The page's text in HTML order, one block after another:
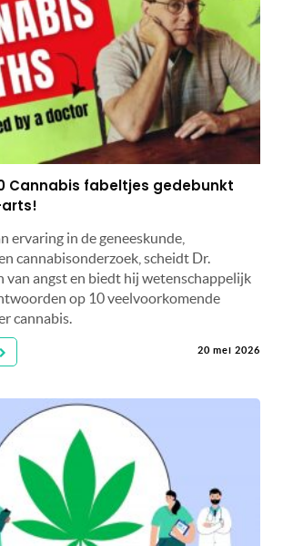
Cannabis fabeltjes gedebunkt
ervaring in de geneeskunde,
cannabisonderzoek, scheidt Dr.
van angst en biedt hij wetenschappelijk
op 10 veelvoorkomende
cannabis.
20 mei 2026